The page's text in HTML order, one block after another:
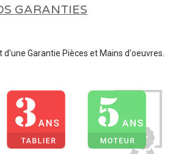
GARANTIES
d'une Garantie Pièces et Mains d'oeuvres.